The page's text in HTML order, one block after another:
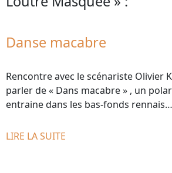
Danse macabre
Rencontre avec le scénariste Olivier
parler de « Dans macabre » , un
entraine dans les bas-fonds rennais…
LIRE LA SUITE